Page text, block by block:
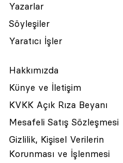
Yazarlar
Söyleşiler
Yaratıcı İşler
Hakkımızda
Künye ve İletişim
KVKK Açık Rıza Beyanı
Mesafeli Satış Sözleşmesi
Gizlilik, Kişisel Verilerin
Korunması ve İşlenmesi